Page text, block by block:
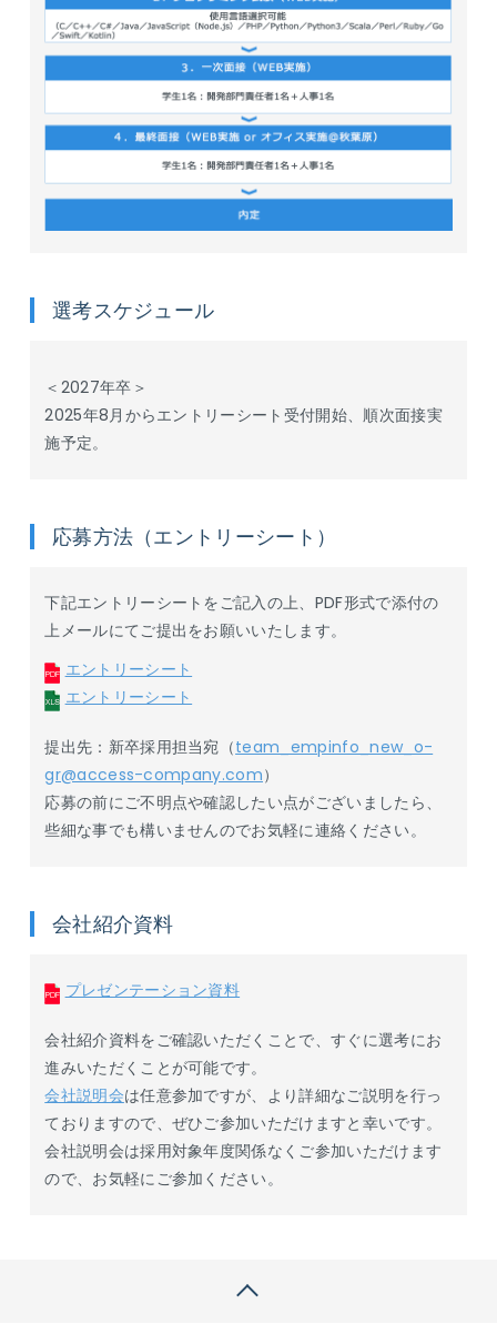
選考スケジュール
＜2027年卒＞
2025年8月からエントリーシート受付開始、順次面接実
施予定。
応募方法（エントリーシート）
下記エントリーシートをご記入の上、PDF形式で添付の
上メールにてご提出をお願いいたします。
エントリーシート
エントリーシート
提出先：新卒採用担当宛（team_empinfo_new_o-
gr@access-company.com）
応募の前にご不明点や確認したい点がございましたら、
些細な事でも構いませんのでお気軽に連絡ください。
会社紹介資料
プレゼンテーション資料
会社紹介資料をご確認いただくことで、すぐに選考にお
進みいただくことが可能です。
会社説明会は任意参加ですが、より詳細なご説明を行っ
ておりますので、ぜひご参加いただけますと幸いです。
会社説明会は採用対象年度関係なくご参加いただけます
ので、お気軽にご参加ください。